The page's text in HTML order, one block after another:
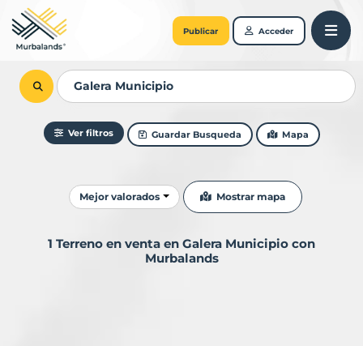
Publicar Acceder
Ver filtros Guardar Busqueda Mapa
Ordenar resultados
Mejor valorados Mostrar mapa
1 Terreno en venta en Galera Municipio con
Murbalands